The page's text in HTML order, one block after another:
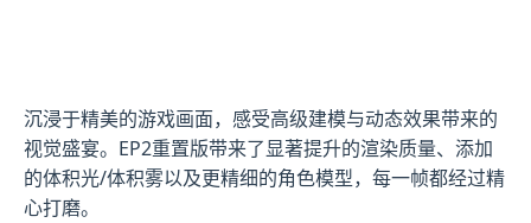
沉浸于精美的游戏画面，感受高级建模与动态效果带来的
视觉盛宴。EP2重置版带来了显著提升的渲染质量、添加
的体积光/体积雾以及更精细的角色模型，每一帧都经过精
心打磨。